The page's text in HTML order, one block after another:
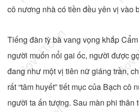
cô nương nhà có tiền đều yên vị vào
Tiếng đàn tỳ bà vang vọng khắp
người muốn nổi gai ốc, người được
đang như một vị tiên nữ giáng trần,
rất “tâm huyết” tiết mục của Bạch cô
người ta ấn tượng. Sau màn phi thân